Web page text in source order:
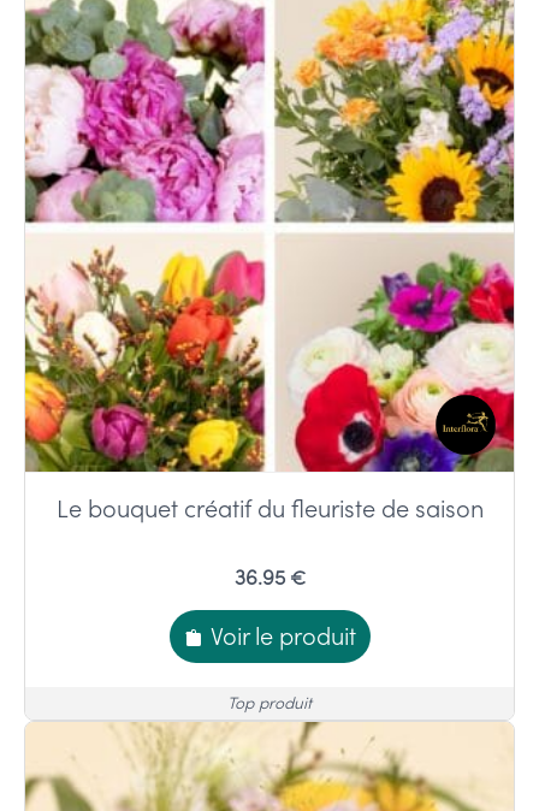
Le bouquet créatif du fleuriste de saison
36.95 €
Voir le produit
Top produit